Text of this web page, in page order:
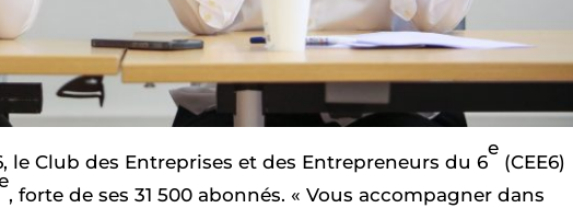
le Club des Entreprises et des Entrepreneurs du 6
e
(CEE6)
, forte de ses 31 500 abonnés. « Vous accompagner dans